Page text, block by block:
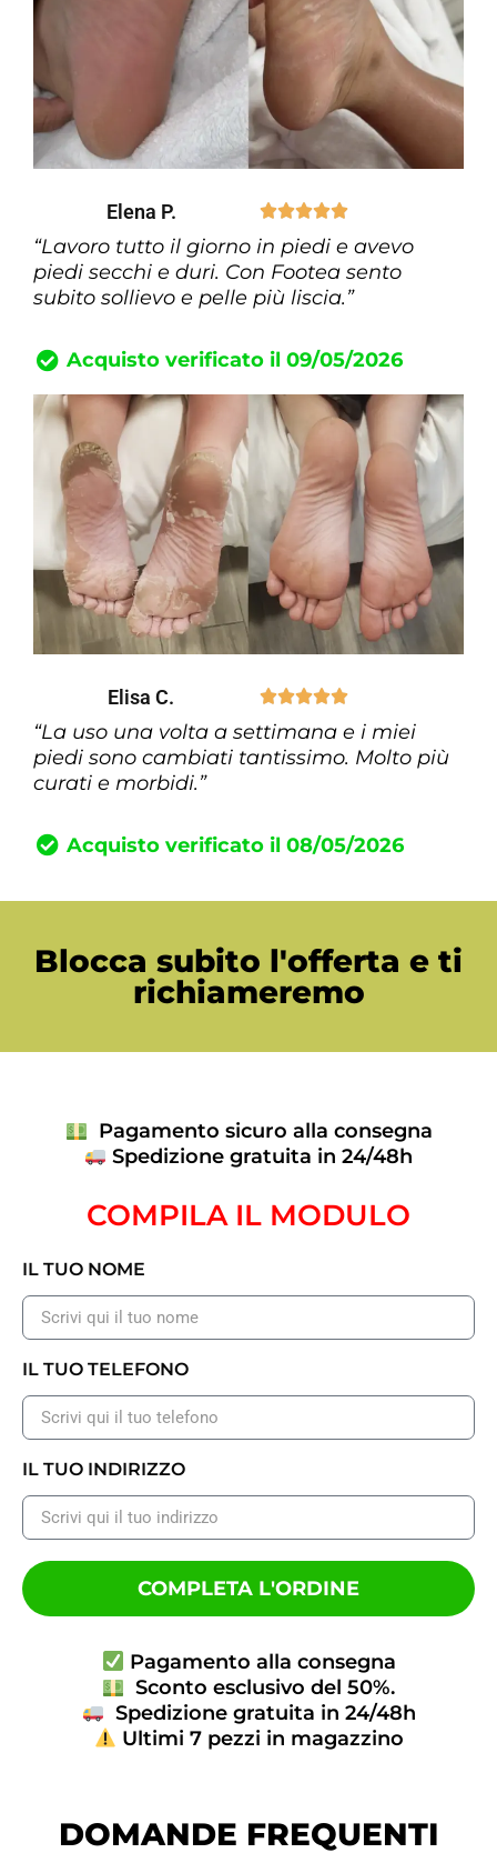
Elena P. 
“Lavoro tutto il giorno in piedi e avevo
piedi secchi e duri. Con Footea sento
subito sollievo e pelle più liscia.”
Acquisto verificato il 09/05/2026
Elisa C. 
“La uso una volta a settimana e i miei
piedi sono cambiati tantissimo. Molto più
curati e morbidi.”
Acquisto verificato il 08/05/2026
Blocca subito l'offerta e ti
richiameremo
Pagamento sicuro alla consegna
Spedizione gratuita in 24/48h
COMPILA IL MODULO
IL TUO NOME
IL TUO TELEFONO
IL TUO INDIRIZZO
COMPLETA L'ORDINE
Pagamento alla consegna
Sconto esclusivo del 50%.
Spedizione gratuita in 24/48h
Ultimi 7 pezzi in magazzino
DOMANDE FREQUENTI